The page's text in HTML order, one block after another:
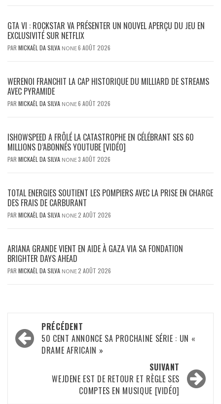
GTA VI : ROCKSTAR VA PRÉSENTER UN NOUVEL APERÇU DU JEU EN
EXCLUSIVITÉ SUR NETFLIX
PAR MICKAËL DA SILVA NONE6 AOÛT 2026
WERENOI FRANCHIT LA CAP HISTORIQUE DU MILLIARD DE STREAMS
AVEC PYRAMIDE
PAR MICKAËL DA SILVA NONE6 AOÛT 2026
ISHOWSPEED A FRÔLÉ LA CATASTROPHE EN CÉLÉBRANT SES 60
MILLIONS D’ABONNÉS YOUTUBE [VIDÉO]
PAR MICKAËL DA SILVA NONE3 AOÛT 2026
TOTAL ENERGIES SOUTIENT LES POMPIERS AVEC LA PRISE EN CHARGE
DES FRAIS DE CARBURANT
PAR MICKAËL DA SILVA NONE2 AOÛT 2026
ARIANA GRANDE VIENT EN AIDE À GAZA VIA SA FONDATION
BRIGHTER DAYS AHEAD
PAR MICKAËL DA SILVA NONE2 AOÛT 2026
Navigation
d’article
PRÉCÉDENT
50 CENT ANNONCE SA PROCHAINE SÉRIE : UN «
DRAME AFRICAIN »
SUIVANT
WEJDENE EST DE RETOUR ET RÈGLE SES
COMPTES EN MUSIQUE [VIDÉO]